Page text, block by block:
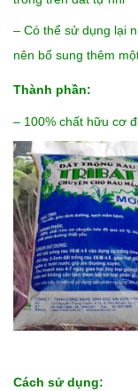
– Có thể sử dụng lại
nên bổ sung thêm
Thành phần:
– 100% chất hữu cơ
Cách sử dụng: